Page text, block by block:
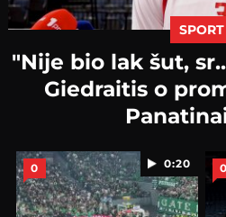
SPORT
"Nije bio lak šut,
Giedraitis o
0:20
0 0